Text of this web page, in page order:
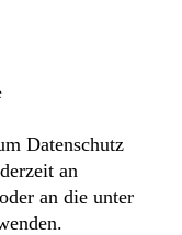
Datenschutz
an
an die unter